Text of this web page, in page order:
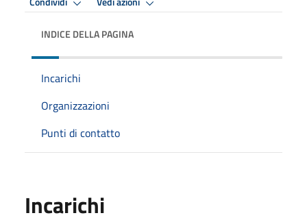
INDICE DELLA PAGINA
Incarichi
Organizzazioni
Punti di contatto
Incarichi